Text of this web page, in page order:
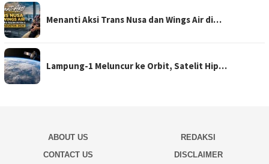
Menanti Aksi Trans Nusa dan Wings Air di…
Lampung-1 Meluncur ke Orbit, Satelit Hip…
ABOUT US
REDAKSI
CONTACT US
DISCLAIMER